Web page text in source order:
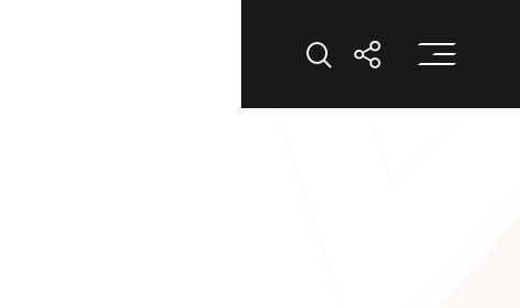
打開搜索打開分享打